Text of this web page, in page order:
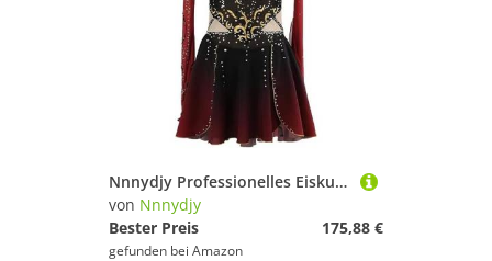
Nnnydjy Professionelles Eiskunstlauf Sport Tanzkleid Für Mädchen Lange Ärmel Mit Haken Wettkampfkostüm Für Rollschuhlaufen Rhythmische Sportgymnastik Trikots Für Damen,A,12_15Years
von Nnnydjy
Bester Preis
175,88 €
gefunden bei Amazon